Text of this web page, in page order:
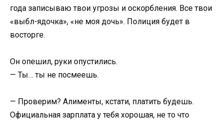
года записываю твои угрозы и оскорбления. Все твои
«выбл-ядочка», «не моя дочь». Полиция будет в
восторге.
Он опешил, руки опустились.
— Ты… ты не посмеешь.
— Проверим? Алименты, кстати, платить будешь.
Официальная зарплата у тебя хорошая, не то что